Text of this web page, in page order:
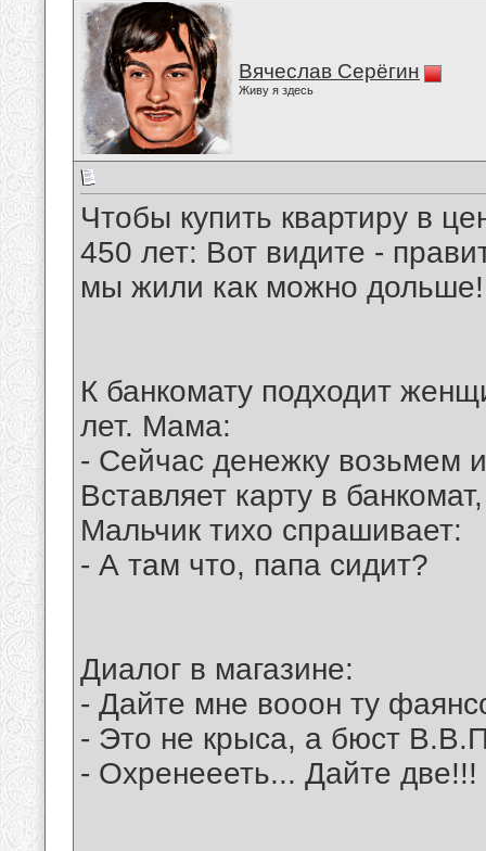
Вячеслав Серёгин
Живу я здесь
Чтобы купить квартиру в
450 лет: Вот видите -
мы жили как можно дольше!
К банкомату подходит
лет. Мама:
- Сейчас денежку возьмем
Вставляет карту в
Мальчик тихо спрашивает:
- А там что, папа сидит?
Диалог в магазине:
- Дайте мне вооон ту
- Это не крыса, а бюст
- Охренеееть... Дайте две!!!